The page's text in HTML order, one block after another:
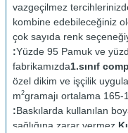
vazgeçilmez
kombine edebileceğiniz
çok sayıda renk
:Yüzde 95 Pamuk ve
fabrikamızda1.sınıf
özel dikim ve işçilik
m2gramajı ortalama 165-
:Baskılarda kullanılan
sağlığına zarar vermez.